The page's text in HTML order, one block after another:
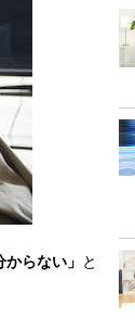
らない」 と